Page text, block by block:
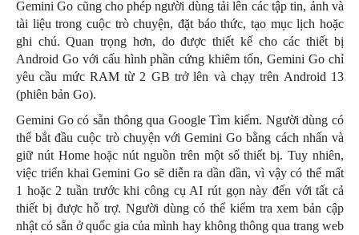
Gemini Go cũng cho phép người dùng tải lên các tập tin, ảnh và
tài liệu trong cuộc trò chuyện, đặt báo thức, tạo mục lịch hoặc
ghi chú. Quan trọng hơn, do được thiết kế cho các thiết bị
Android Go với cấu hình phần cứng khiêm tốn, Gemini Go chỉ
yêu cầu mức RAM từ 2 GB trở lên và chạy trên Android 13
(phiên bản Go).
Gemini Go có sẵn thông qua Google Tìm kiếm. Người dùng có
thể bắt đầu cuộc trò chuyện với Gemini Go bằng cách nhấn và
giữ nút Home hoặc nút nguồn trên một số thiết bị. Tuy nhiên,
việc triển khai Gemini Go sẽ diễn ra dần dần, vì vậy có thể mất
1 hoặc 2 tuần trước khi công cụ AI rút gọn này đến với tất cả
thiết bị được hỗ trợ. Người dùng có thể kiểm tra xem bản cập
nhật có sẵn ở quốc gia của mình hay không thông qua trang web